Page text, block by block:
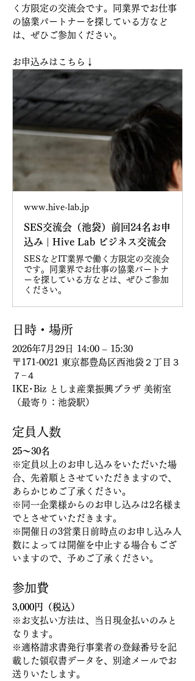
く方限定の交流会です。同業界でお仕事
の協業パートナーを探している方など
は、ぜひご参加ください。
お申込みはこちら↓
www.hive-lab.jp
SES交流会（池袋）前回24名お申
込み | Hive Lab ビジネス交流会
SESなどIT業界で働く方限定の交流会
です。同業界でお仕事の協業パートナ
ーを探している方などは、ぜひご参加
ください。
日時・場所
2026年7月29日 14:00 – 15:30
〒171-0021 東京都豊島区西池袋２丁目３
７−４
IKE･Biz としま産業振興プラザ 美術室
（最寄り：池袋駅）
定員人数
25～30名
※定員以上のお申し込みをいただいた場
合、先着順とさせていただきますので、
あらかじめご了承ください。
※同一企業様からのお申し込みは2名様ま
でとさせていただきます。
※開催日の3営業日前時点のお申し込み人
数によっては開催を中止する場合もござ
いますので、予めご了承ください。
参加費
3,000円（税込）
※お支払い方法は、当日現金払いのみと
なります。
※適格請求書発行事業者の登録番号を記
載した領収書データを、別途メールでお
送りいたします。